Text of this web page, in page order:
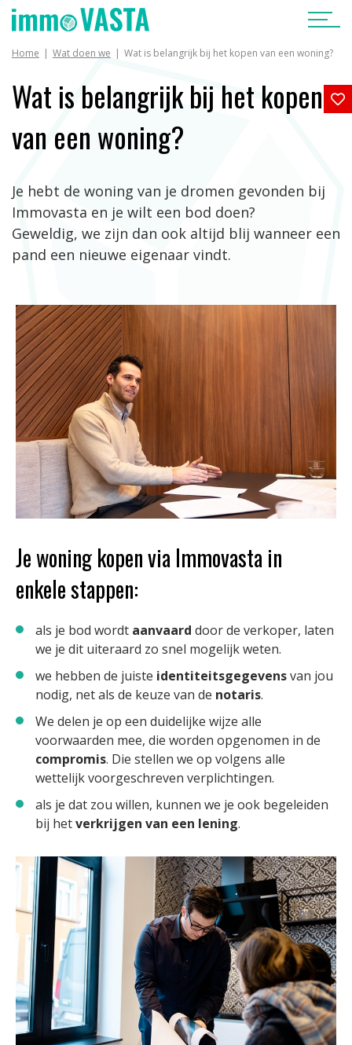
Home Wat doen we Wat is belangrijk bij het kopen van een woning?
Wat is belangrijk bij het kopen
van een woning?
Je hebt de woning van je dromen gevonden bij
Immovasta en je wilt een bod doen?
Geweldig, we zijn dan ook altijd blij wanneer een
pand een nieuwe eigenaar vindt.
Je woning kopen via Immovasta in
enkele stappen:
als je bod wordt aanvaard door de verkoper, laten
we je dit uiteraard zo snel mogelijk weten.
we hebben de juiste identiteitsgegevensvan jou
nodig, net als de keuze van de notaris.
We delen je op een duidelijke wijze alle
voorwaarden mee, die worden opgenomen in de
compromis. Die stellen we op volgens alle
wettelijk voorgeschreven verplichtingen.
als je dat zou willen, kunnen we je ook begeleiden
bij hetverkrijgen van een lening.